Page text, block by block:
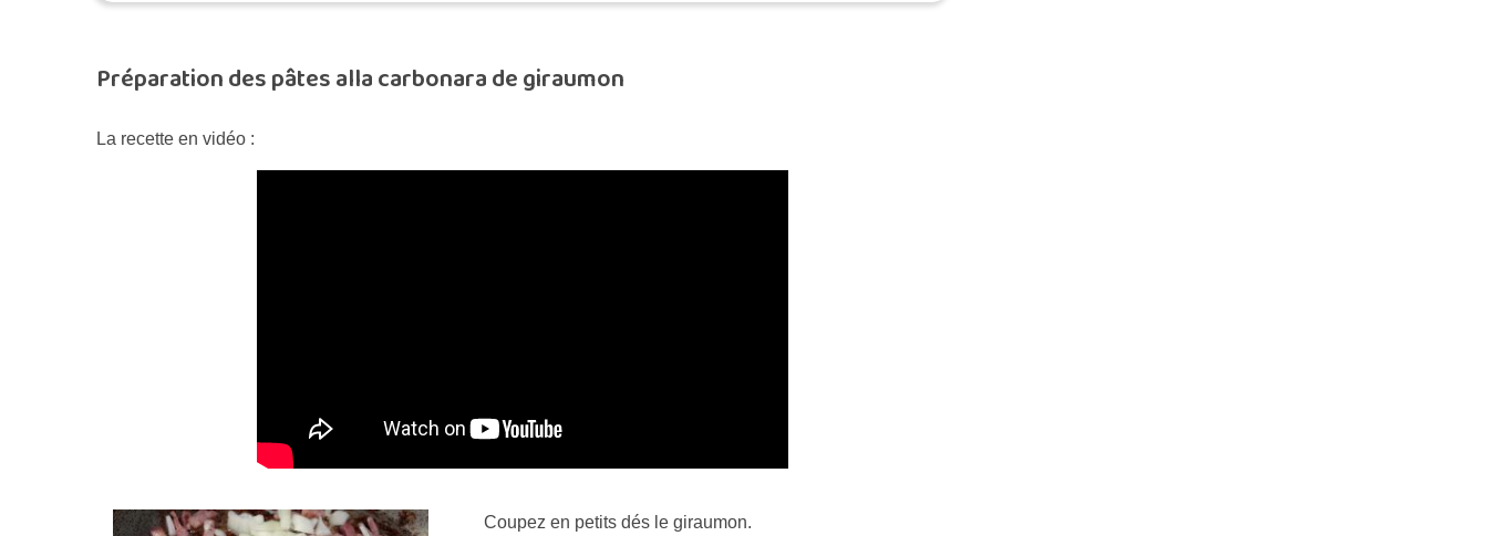
Préparation des pâtes alla carbonara de giraumon
La recette en vidéo :
Coupez en petits dés le giraumon.